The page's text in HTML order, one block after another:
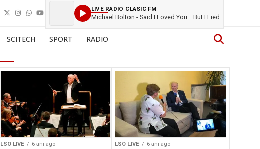
LIVE RADIO CLASIC FM
Michael Bolton - Said I Loved You... But I Lied
SCITECH SPORT RADIO
LSO LIVE 6 ani ago LSO LIVE 6 ani ago